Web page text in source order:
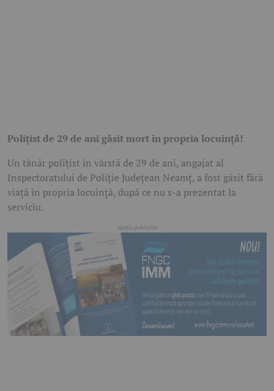
Polițist de 29 de ani găsit mort în propria locuință!
Un tânăr polițist în vârstă de 29 de ani, angajat al
Inspectoratului de Poliție Județean Neamț, a fost găsit fără
viață în propria locuință, după ce nu s-a prezentat la
serviciu.